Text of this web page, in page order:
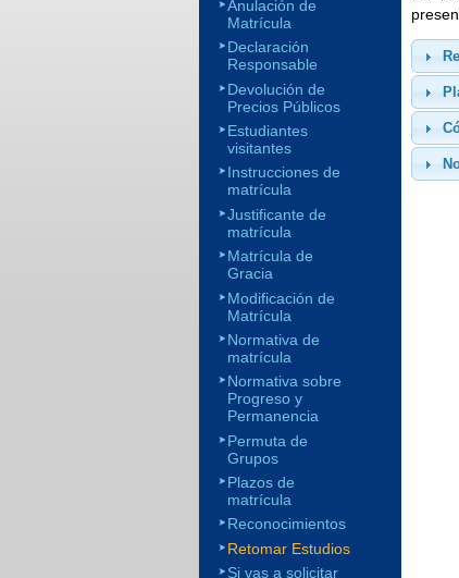
Anulación de
Matrícula
Declaración
Responsable
Devolución de
Precios Públicos
Estudiantes
visitantes
Instrucciones de
matrícula
Justificante de
matrícula
Matrícula de
Gracia
Modificación de
Matrícula
Normativa de
matrícula
Normativa sobre
Progreso y
Permanencia
Permuta de
Grupos
Plazos de
matrícula
Reconocimientos
Retomar Estudios
Si vas a solicitar